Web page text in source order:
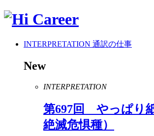
INTERPRETATION 通訳の仕事
New
INTERPRETATION
第697回 やっぱり
絶滅危惧種）